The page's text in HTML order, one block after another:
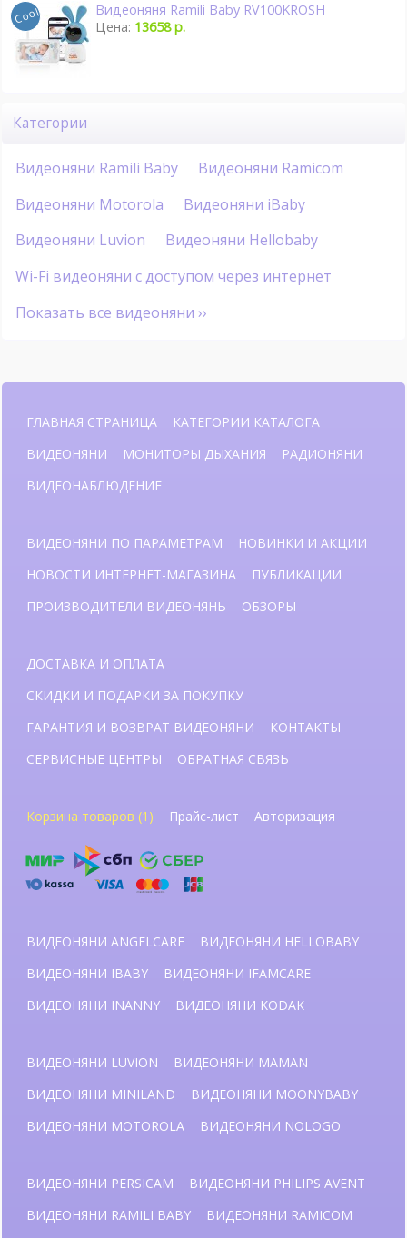
Видеоняня Ramili Baby RV100KROSH
Цена: 13658 р.
Категории
Видеоняни Ramili Baby
Видеоняни Ramicom
Видеоняни Motorola
Видеоняни iBaby
Видеоняни Luvion
Видеоняни Hellobaby
Wi-Fi видеоняни с доступом через интернет
Показать все видеоняни ››
ГЛАВНАЯ СТРАНИЦА
КАТЕГОРИИ КАТАЛОГА
ВИДЕОНЯНИ
МОНИТОРЫ ДЫХАНИЯ
РАДИОНЯНИ
ВИДЕОНАБЛЮДЕНИЕ
ВИДЕОНЯНИ ПО ПАРАМЕТРАМ
НОВИНКИ И АКЦИИ
НОВОСТИ ИНТЕРНЕТ-МАГАЗИНА
ПУБЛИКАЦИИ
ПРОИЗВОДИТЕЛИ ВИДЕОНЯНЬ
ОБЗОРЫ
ДОСТАВКА И ОПЛАТА
СКИДКИ И ПОДАРКИ ЗА ПОКУПКУ
ГАРАНТИЯ И ВОЗВРАТ ВИДЕОНЯНИ
КОНТАКТЫ
СЕРВИСНЫЕ ЦЕНТРЫ
ОБРАТНАЯ СВЯЗЬ
Корзина товаров (1) Прайс-лист Авторизация
ВИДЕОНЯНИ ANGELCARE
ВИДЕОНЯНИ HELLOBABY
ВИДЕОНЯНИ IBABY
ВИДЕОНЯНИ IFAMCARE
ВИДЕОНЯНИ INANNY
ВИДЕОНЯНИ KODAK
ВИДЕОНЯНИ LUVION
ВИДЕОНЯНИ MAMAN
ВИДЕОНЯНИ MINILAND
ВИДЕОНЯНИ MOONYBABY
ВИДЕОНЯНИ MOTOROLA
ВИДЕОНЯНИ NOLOGO
ВИДЕОНЯНИ PERSICAM
ВИДЕОНЯНИ PHILIPS AVENT
ВИДЕОНЯНИ RAMILI BABY
ВИДЕОНЯНИ RAMICOM